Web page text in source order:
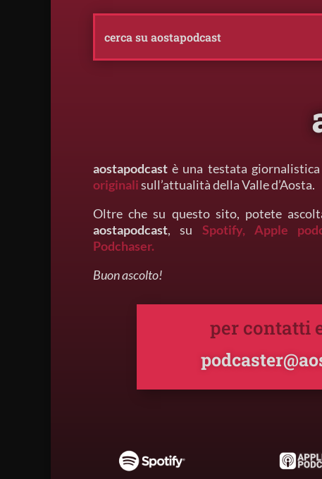
aostapodcast è una testata
originalisull’attualità della Valle d’Aosta.
Oltre che su questo sito, potete
aostapodcast, su Spotify, Apple
Podchaser.
Buon ascolto!
per contatti